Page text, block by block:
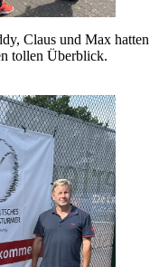
Claus und Max hatten
tollen Überblick.